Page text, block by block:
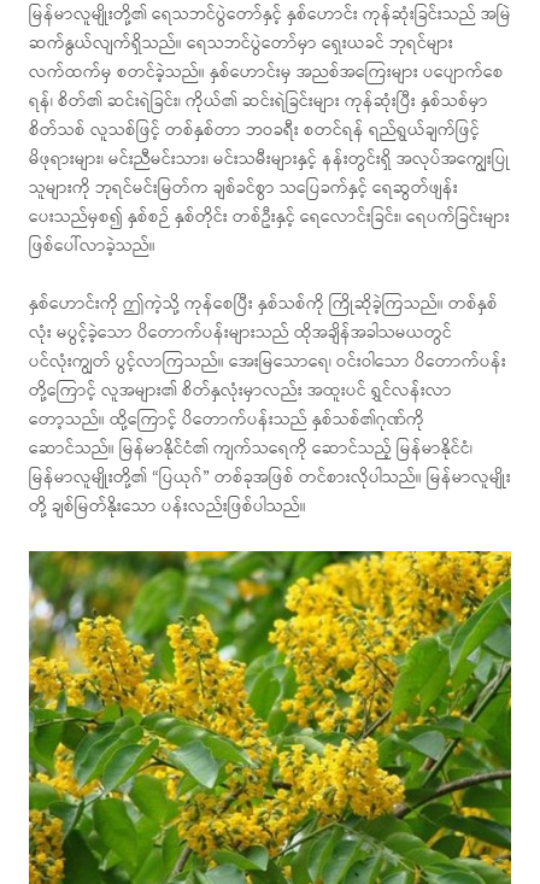
မြန်မာလူမျိုးတို့၏ ရေသဘင်ပွဲတော်နှင့် နှစ်ဟောင်း ကုန်ဆုံးခြင်းသည် အမြဲ
ဆက်နွယ်လျက်ရှိသည်။ ရေသဘင်ပွဲတော်မှာ ရှေးယခင် ဘုရင်များ
လက်ထက်မှ စတင်ခဲ့သည်။ နှစ်ဟောင်းမှ အညစ်အကြေးများ ပပျောက်စေ
ရန်၊ စိတ်၏ ဆင်းရဲခြင်း၊ ကိုယ်၏ ဆင်းရဲခြင်းများ ကုန်ဆုံးပြီး နှစ်သစ်မှာ
စိတ်သစ် လူသစ်ဖြင့် တစ်နှစ်တာ ဘဝခရီး စတင်ရန် ရည်ရွယ်ချက်ဖြင့်
မိဖုရားများ၊ မင်းညီမင်းသား၊ မင်းသမီးများနှင့် နန်းတွင်းရှိ အလုပ်အကျွေးပြု
သူများကို ဘုရင်မင်းမြတ်က ချစ်ခင်စွာ သပြေခက်နှင့် ရေဆွတ်ဖျန်း
ပေးသည်မှစ၍ နှစ်စဉ် နှစ်တိုင်း တစ်ဦးနှင့် ရေလောင်းခြင်း၊ ရေပက်ခြင်းများ
ဖြစ်ပေါ်လာခဲ့သည်။
နှစ်ဟောင်းကို ဤကဲ့သို့ ကုန်စေပြီး နှစ်သစ်ကို ကြိုဆိုခဲ့ကြသည်။ တစ်နှစ်
လုံး မပွင့်ခဲ့သော ပိတောက်ပန်းများသည် ထိုအချိန်အခါသမယတွင်
ပင်လုံးကျွတ် ပွင့်လာကြသည်။ အေးမြသောရေ၊ ဝင်းဝါသော ပိတောက်ပန်း
တို့ကြောင့် လူအများ၏ စိတ်နှလုံးမှာလည်း အထူးပင် ရွှင်လန်းလာ
တော့သည်။ ထို့ကြောင့် ပိတောက်ပန်းသည် နှစ်သစ်၏ဂုဏ်ကို
ဆောင်သည်။ မြန်မာနိုင်ငံ၏ ကျက်သရေကို ဆောင်သည့် မြန်မာနိုင်ငံ၊
မြန်မာလူမျိုးတို့၏ “ပြယုဂ်” တစ်ခုအဖြစ် တင်စားလိုပါသည်။ မြန်မာလူမျိုး
တို့ ချစ်မြတ်နိုးသော ပန်းလည်းဖြစ်ပါသည်။